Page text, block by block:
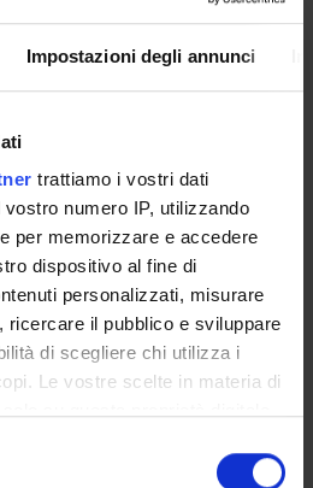
Impostazioni degli annunci
trattiamo i vostri dati
numero IP, utilizzando
per memorizzare e accedere
dispositivo al fine di
personalizzati, misurare
ricercare il pubblico e sviluppare
di scegliere chi utilizza i
Le vostre scelte in materia di
consenso in qualsiasi
Ordinario